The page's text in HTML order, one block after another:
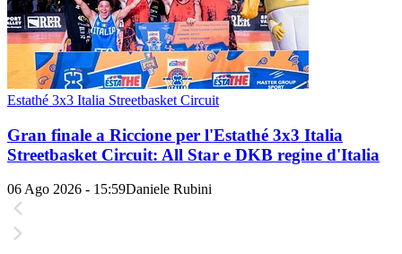
Estathé 3x3 Italia Streetbasket Circuit
Gran finale a Riccione per l'Estathé 3x3 Italia
Streetbasket Circuit: All Star e DKB regine d'Italia
06 Ago 2026 - 15:59Daniele Rubini